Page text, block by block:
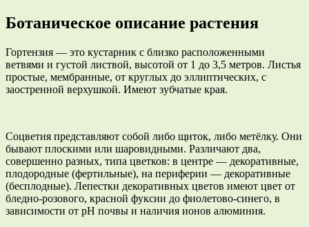
Ботаническое описание растения
Гортензия — это кустарник с близко расположенными
ветвями и густой листвой, высотой от 1 до 3,5 метров. Листья
простые, мембранные, от круглых до эллиптических, с
заостренной верхушкой. Имеют зубчатые края.
Соцветия представляют собой либо щиток, либо метёлку. Они
бывают плоскими или шаровидными. Различают два,
совершенно разных, типа цветков: в центре — декоративные,
плодородные (фертильные), на периферии — декоративные
(бесплодные). Лепестки декоративных цветов имеют цвет от
бледно-розового, красной фуксии до фиолетово-синего, в
зависимости от рН почвы и наличия ионов алюминия.